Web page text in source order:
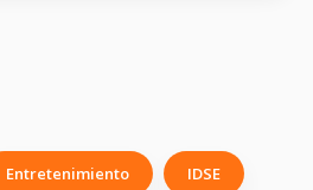
Entretenimiento IDSE